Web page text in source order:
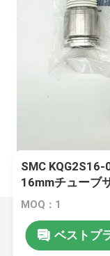
SMC
16mmチューブ
MOQ：1
ベストプ